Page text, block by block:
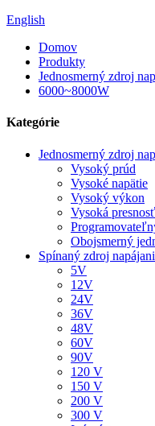
English
Domov
Produkty
Jednosmerný zdroj
6000~8000W
Kategórie
Jednosmerný zdroj
Vysoký prúd
Vysoké napätie
Vysoký výkon
Vysoká presnosť
Obojsmerný
Spínaný zdroj
5V
12V
24V
36V
48V
60V
90V
120 V
150 V
200 V
300 V